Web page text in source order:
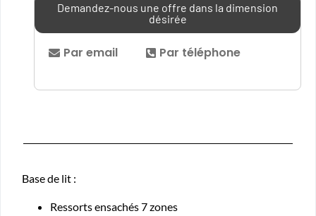
Demandez-nous une offre dans la dimension
désirée
Par email Par téléphone
Base de lit :
Ressorts ensachés 7 zones